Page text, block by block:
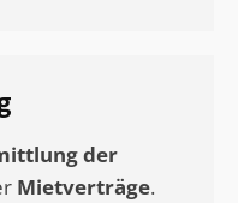
der
Mietverträge.